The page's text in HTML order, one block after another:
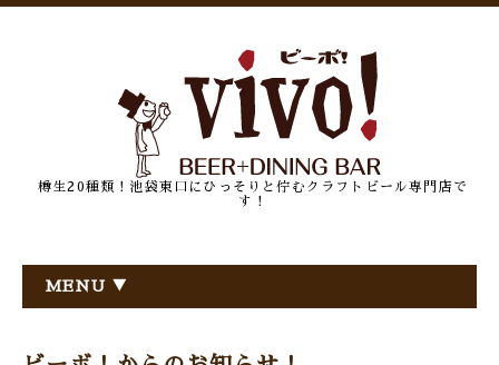
樽生20種類！池袋東口にひっそりと佇むクラフトビール専門店で
す！
MENU ▼